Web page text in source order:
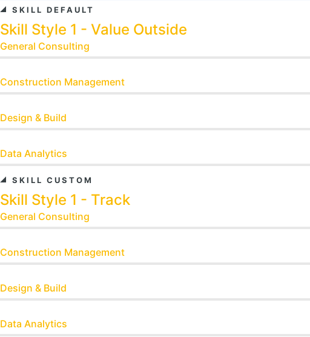
SKILL DEFAULT
Skill Style 1 - Value Outside
General Consulting
Construction Management
Design & Build
Data Analytics
SKILL CUSTOM
Skill Style 1 - Track
General Consulting
Construction Management
Design & Build
Data Analytics